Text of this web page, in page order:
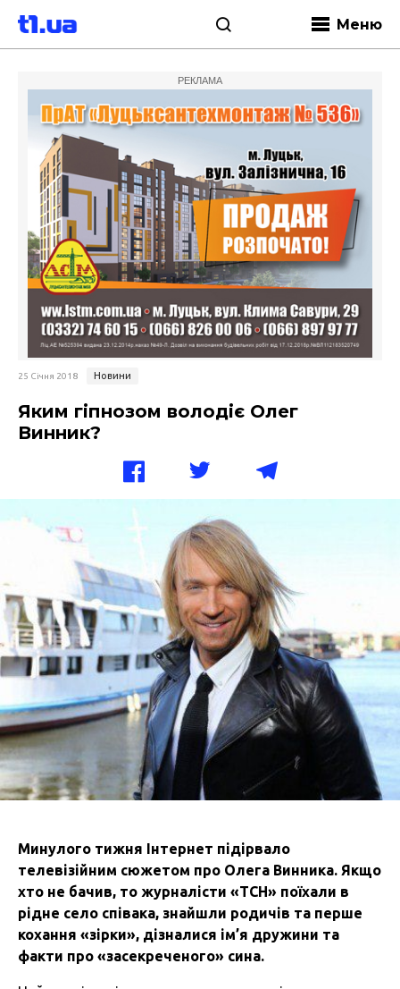
Меню
РЕКЛАМА
25 Січня 2018 Новини
Яким гіпнозом володіє Олег
Винник?
Минулого тижня Інтернет підірвало
телевізійним сюжетом про Олега Винника. Якщо
хто не бачив, то журналісти «ТСН» поїхали в
рідне село співака, знайшли родичів та перше
кохання «зірки», дізналися ім’я дружини та
факти про «засекреченого» сина.